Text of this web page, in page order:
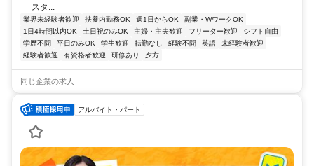
スタ...
業界未経験者歓迎 扶養内勤務OK 週1日からOK
副業・WワークOK
1日4時間以内OK
土日祝のみOK 主婦・主夫歓迎 フリーター歓迎
シフト自由
学歴不問
平日のみOK 学生歓迎 転勤なし 経験不問 英語
未経験者歓迎
経験者歓迎
有資格者歓迎 研修あり 夕方
同じ企業の求人
アルバイト・パート